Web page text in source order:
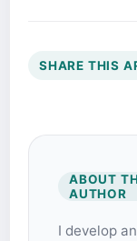
SHARE THIS
ABOUT
AUTHOR
I develop